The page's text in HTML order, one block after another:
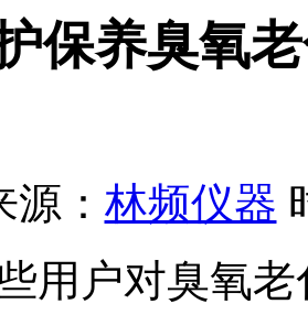
保养臭氧
源： 林频仪器
些用户对臭氧